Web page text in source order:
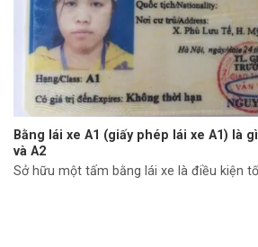
Bằng lái xe A1 (giấy phép lái xe A1) là
và A2
Sở hữu một tấm bằng lái xe là điều kiện